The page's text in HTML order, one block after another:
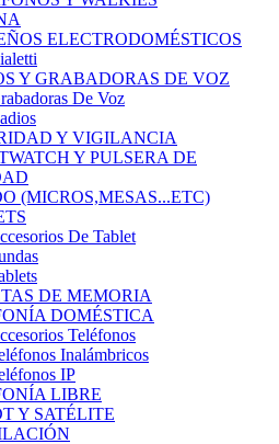
ELECTRODOMÉSTICOS
Y GRABADORAS DE VOZ
De Voz
Y VIGILANCIA
Y PULSERA DE
(MICROS,MESAS...ETC)
De Tablet
DE MEMORIA
DOMÉSTICA
Teléfonos
Inalámbricos
IP
LIBRE
Y SATÉLITE